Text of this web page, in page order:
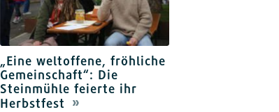
„Eine weltoffene, fröhliche
Gemeinschaft“: Die
Steinmühle feierte ihr
Herbstfest